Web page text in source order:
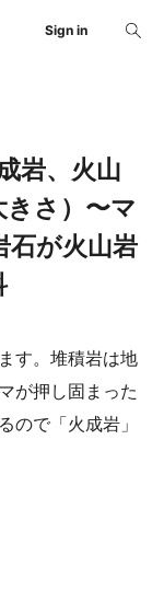
Sign in
岩、火山
さ）〜マ
石が火山岩
す。堆積岩は地
が押し固まった
ので「火成岩」